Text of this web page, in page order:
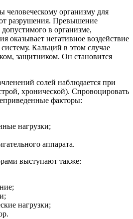
человеческому организму для
разрушения. Превышение
в организме,
оказывает негативное воздействие
Кальций в этом случае
защитником. Он становится
солей наблюдается при
хронической). Спровоцировать
факторы:
нагрузки;
аппарата.
выступают также:
нагрузки;